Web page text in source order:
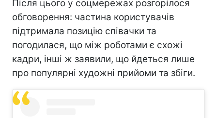
Після цього у соцмережах розгорілося
обговорення: частина користувачів
підтримала позицію співачки та
погодилася, що між роботами є схожі
кадри, інші ж заявили, що йдеться лише
про популярні художні прийоми та збіги.